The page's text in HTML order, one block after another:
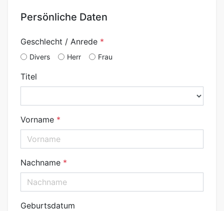
Persönliche Daten
Geschlecht / Anrede
Divers Herr Frau
Titel
Vorname
Nachname
Geburtsdatum